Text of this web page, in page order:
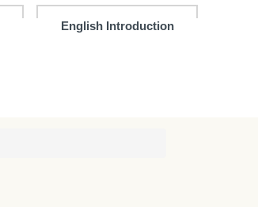
English Introduction